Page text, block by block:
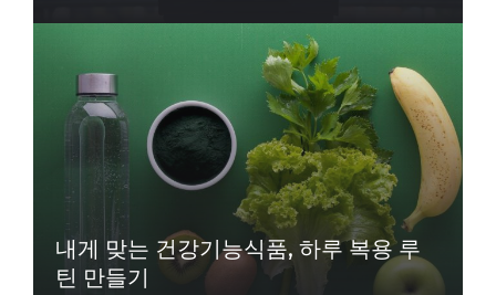
내게 맞는 건강기능식품, 하루 복용 루
틴 만들기